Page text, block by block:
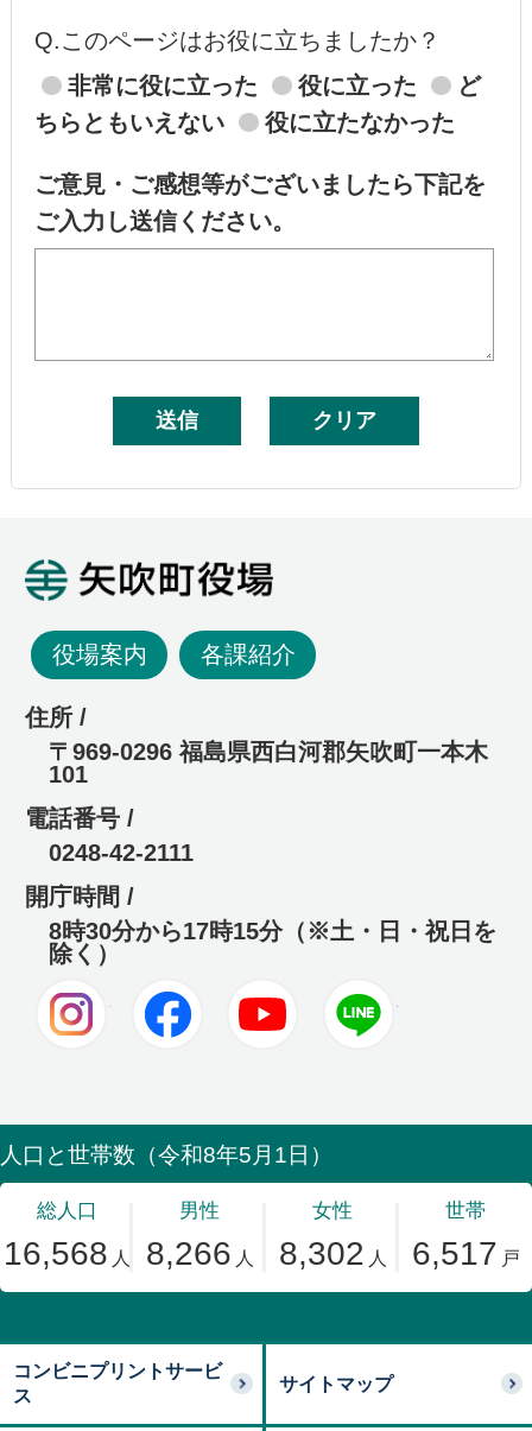
Q.このページはお役に立ちましたか？
非常に役に立った
役に立った
ど
ちらともいえない
役に立たなかった
ご意見・ご感想等がございましたら下記を
ご入力し送信ください。
役場案内 各課紹介
住所 /
〒969-0296 福島県西白河郡矢吹町一本木
101
電話番号 /
0248-42-2111
開庁時間 /
8時30分から17時15分（※土・日・祝日を
除く）
Instagram Facebook Youtube
コンビニプリントサービ
ス
サイトマップ